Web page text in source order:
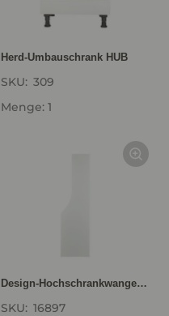
Herd-Umbauschrank HUB
SKU: 309
Menge: 1
Design-Hochschrankwange HWAK16-1
SKU: 16897